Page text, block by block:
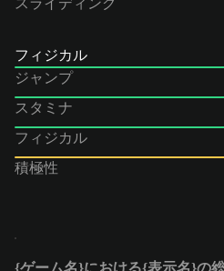
フィジカル
ジャンプ
スタミナ
フィジカル
積極性
{ゲーム名}における{表示名}の